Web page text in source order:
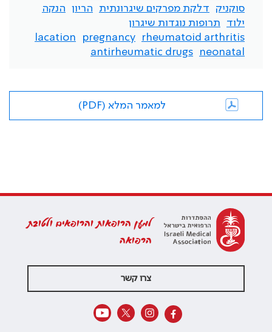
סוקניק
דלקת מפרקים שיגרונתית הריון
הנקה
ילוד
תרופות נוגדות שיגרון
rheumatoid arthritis
pregnancy
lacation
neonatal
antirheumatic drugs
למאמר המלא (PDF)
למען הרופאות והרופאים ולטובת
הרפואה
צרו קשר